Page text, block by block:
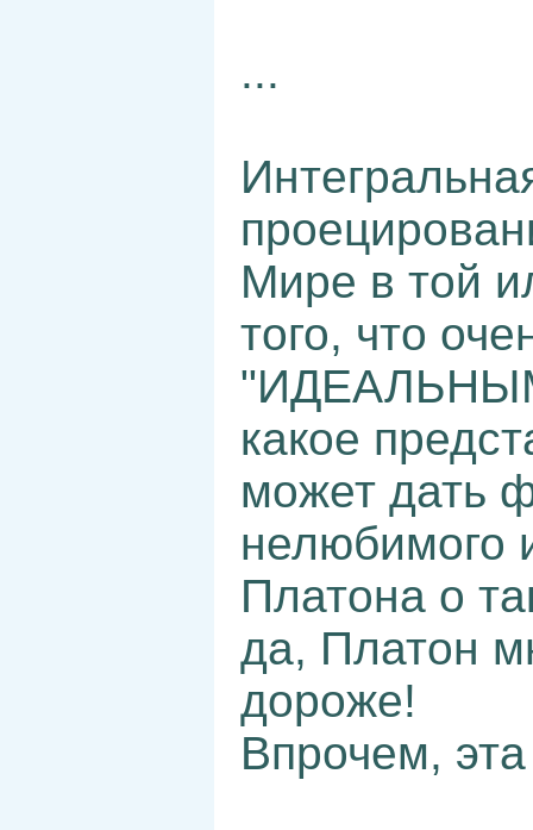
...
Мире в той
того, что
какое
может дать
нелюбимого
Платона о
да, Платон
дороже!
Впрочем,